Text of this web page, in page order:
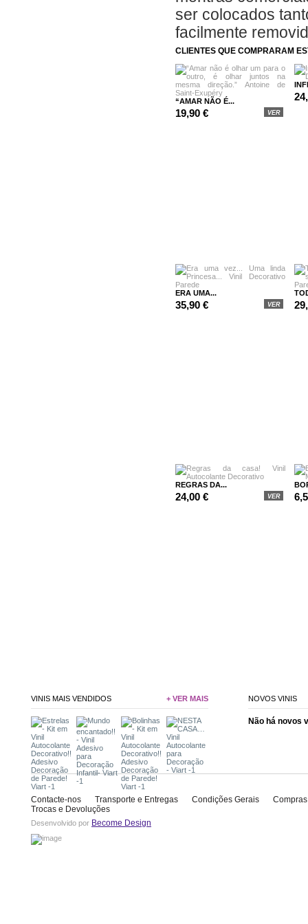
ser colocados
facilmente
CLIENTES QUE COMPRARAM
“AMAR NÃO É...
19,90 € VER
ERA UMA...
35,90 € VER
REGRAS DA...
24,00 € VER
VINIS MAIS VENDIDOS + VER MAIS NOVOS VINIS
Não há novos
Contacte-nos Transporte e Entregas Condições Gerais
Trocas e Devoluções
Desenvolvido por Become Design